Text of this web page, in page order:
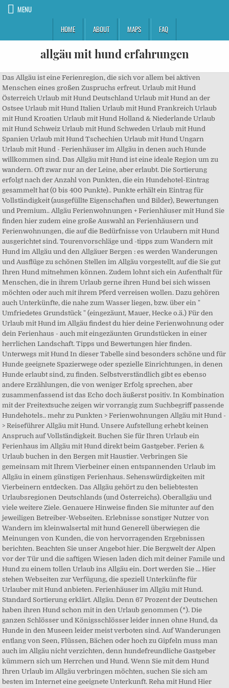
MENU
HOME
ABOUT MAPS FAQ
allgäu mit hund erfahrungen
Das Allgäu ist eine Ferienregion, die sich vor allem bei aktiven
Menschen eines großen Zuspruchs erfreut. Urlaub mit Hund
Österreich Urlaub mit Hund Deutschland Urlaub mit Hund an der
Ostsee Urlaub mit Hund Italien Urlaub mit Hund Frankreich Urlaub
mit Hund Kroatien Urlaub mit Hund Holland & Niederlande Urlaub
mit Hund Schweiz Urlaub mit Hund Schweden Urlaub mit Hund
Spanien Urlaub mit Hund Tschechien Urlaub mit Hund Ungarn
Urlaub mit Hund - Ferienhäuser im Allgäu in denen auch Hunde
willkommen sind. Das Allgäu mit Hund ist eine ideale Region um zu
wandern. Oft zwar nur an der Leine, aber erlaubt. Die Sortierung
erfolgt nach der Anzahl von Punkten, die ein Hundehotel-Eintrag
gesammelt hat (0 bis 400 Punkte).. Punkte erhält ein Eintrag für
Vollständigkeit (ausgefüllte Eigenschaften und Bilder), Bewertungen
und Premium.. Allgäu Ferienwohnungen + Ferienhäuser mit Hund Sie
finden hier zudem eine große Auswahl an Ferienhäusern und
Ferienwohnungen, die auf die Bedürfnisse von Urlaubern mit Hund
ausgerichtet sind. Tourenvorschläge und -tipps zum Wandern mit
Hund im Allgäu und den Allgäuer Bergen : es werden Wanderungen
und Ausflüge zu schönen Stellen im Allgäu vorgestellt, auf die Sie gut
Ihren Hund mitnehmen können. Zudem lohnt sich ein Aufenthalt für
Menschen, die in ihrem Urlaub gerne ihren Hund bei sich wissen
möchten oder auch mit ihrem Pferd verreisen wollen. Dazu gehören
auch Unterkünfte, die nahe zum Wasser liegen, bzw. über ein "
Umfriedetes Grundstück " (eingezäunt, Mauer, Hecke o.ä.) Für den
Urlaub mit Hund im Allgäu findest du hier deine Ferienwohnung oder
dein Ferienhaus - auch mit eingezäunten Grundstücken in einer
herrlichen Landschaft. Tipps und Bewertungen hier finden.
Unterwegs mit Hund In dieser Tabelle sind besonders schöne und für
Hunde geeignete Spazierwege oder spezielle Einrichtungen, in denen
Hunde erlaubt sind, zu finden. Selbstverständlich gibt es ebenso
andere Erzählungen, die von weniger Erfolg sprechen, aber
zusammenfassend ist das Echo doch äußerst positiv. In Kombination
mit der Freitextsuche zeigen wir vorrangig zum Suchbegriff passende
Hundehotels.. mehr zu Punkten > Ferienwohnungen Allgäu mit Hund -
> Reiseführer Allgäu mit Hund. Unsere Aufstellung erhebt keinen
Anspruch auf Vollständigkeit. Buchen Sie für Ihren Urlaub ein
Ferienhaus im Allgäu mit Hund direkt beim Gastgeber. Ferien &
Urlaub buchen in den Bergen mit Haustier. Verbringen Sie
gemeinsam mit Ihrem Vierbeiner einen entspannenden Urlaub im
Allgäu in einem günstigen Ferienhaus. Sehenswürdigkeiten mit
Vierbeinern entdecken. Das Allgäu gehört zu den beliebtesten
Urlaubsregionen Deutschlands (und Österreichs). Oberallgäu und
viele weitere Ziele. Genauere Hinweise finden Sie mitunter auf den
jeweiligen Betreiber-Webseiten. Erlebnisse sonstiger Nutzer von
Wandern im kleinwalsertal mit hund Generell überwiegen die
Meinungen von Kunden, die von hervorragenden Ergebnissen
berichten. Beachten Sie unser Angebot hier. Die Bergwelt der Alpen
vor der Tür und die saftigen Wiesen laden dich mit deiner Famile und
Hund zu einem tollen Urlaub ins Allgäu ein. Dort werden Sie … Hier
stehen Webseiten zur Verfügung, die speziell Unterkünfte für
Urlauber mit Hund anbieten. Ferienhäuser im Allgäu mit Hund.
Standard Sortierung erklärt. Allgäu. Denn 67 Prozent der Deutschen
haben ihren Hund schon mit in den Urlaub genommen (*). Die
ganzen Schlösser und Königsschlösser leider innen ohne Hund, da
Hunde in den Museen leider meist verboten sind. Auf Wanderungen
entlang von Seen, Flüssen, Bächen oder hoch zu Gipfeln muss man
auch im Allgäu nicht verzichten, denn hundefreundliche Gastgeber
kümmern sich um Herrchen und Hund. Wenn Sie mit dem Hund
Ihren Urlaub im Allgäu verbringen möchten, suchen Sie sich am
besten im Internet eine geeignete Unterkunft. Reha mit Hund Hier